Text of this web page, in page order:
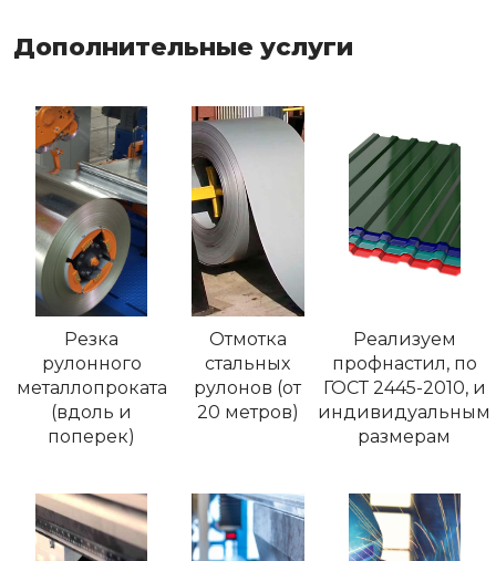
Дополнительные услуги
Резка
рулонного
металлопроката
(вдоль и
поперек)
Отмотка
стальных
рулонов (от
20 метров)
Реализуем
профнастил, по
ГОСТ 2445-2010, и
индивидуальным
размерам